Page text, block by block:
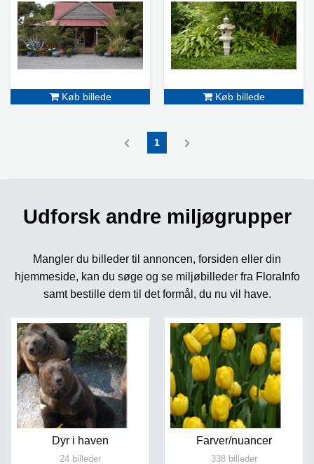
Køb billede Køb billede
1
Udforsk andre miljøgrupper
Mangler du billeder til annoncen, forsiden eller din
hjemmeside, kan du søge og se miljøbilleder fra FloraInfo
samt bestille dem til det formål, du nu vil have.
Dyr i haven
24 billeder
Farver/nuancer
338 billeder